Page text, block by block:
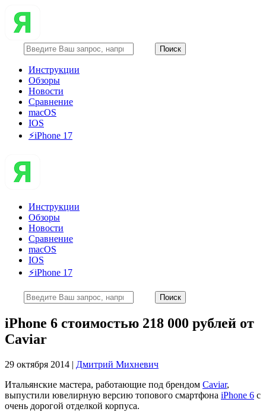
Инструкции
Обзоры
Новости
Сравнение
macOS
IOS
⚡️iPhone 17
Инструкции
Обзоры
Новости
Сравнение
macOS
IOS
⚡️iPhone 17
iPhone 6 стоимостью 218 000 рублей от
Caviar
29 октября 2014 | Дмитрий Михневич
Итальянские мастера, работающие под брендом Caviar,
выпустили ювелирную версию топового смартфона iPhone 6 с
очень дорогой отделкой корпуса.